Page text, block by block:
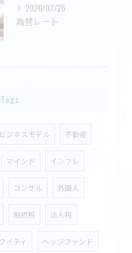
2026/07/25
為替レート
Tags
ビジネスモデル 不動産
マインド インフレ
コンサル 外国人
相続税 法人税
イティ ヘッジファンド